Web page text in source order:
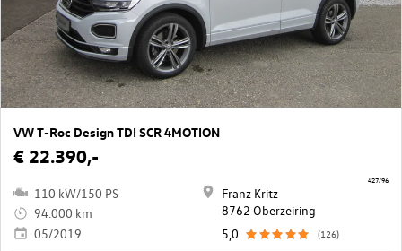
VW T-Roc Design TDI SCR 4MOTION
€ 22.390,-
110 kW/150 PS
94.000 km
05/2019
Franz Kritz
8762 Oberzeiring
5,0
(126)
427/96